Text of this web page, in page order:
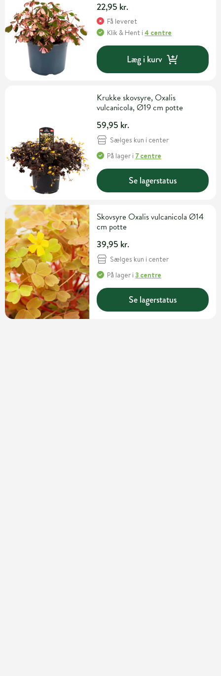
22,95 kr.
Få leveret
Klik & Hent i4 centre
Læg i kurv
Krukke skovsyre, Oxalis
vulcanicola, Ø19 cm potte
59,95 kr.
Sælges kun i center
På lager i 7 centre
Se lagerstatus
Skovsyre Oxalis vulcanicola Ø14
cm potte
39,95 kr.
Sælges kun i center
På lager i3 centre
Se lagerstatus